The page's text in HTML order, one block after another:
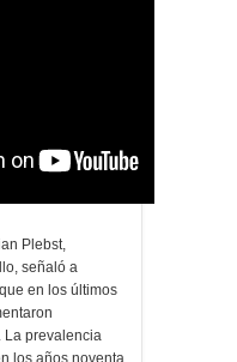
Plebst,
señaló a
en los últimos
La prevalencia